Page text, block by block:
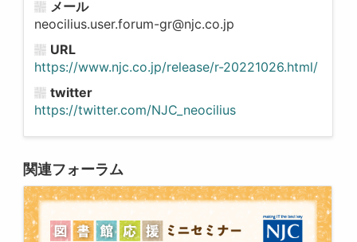
メール
neocilius.user.forum-gr@njc.co.jp
URL
https://www.njc.co.jp/release/r-20221026.html/
twitter
https://twitter.com/NJC_neocilius
関連フォーラム